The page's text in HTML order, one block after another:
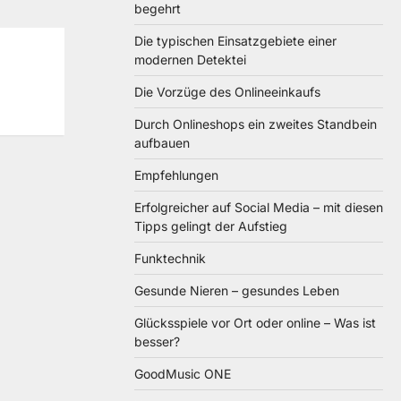
begehrt
Die typischen Einsatzgebiete einer
modernen Detektei
Die Vorzüge des Onlineeinkaufs
Durch Onlineshops ein zweites Standbein
aufbauen
Empfehlungen
Erfolgreicher auf Social Media – mit diesen
Tipps gelingt der Aufstieg
Funktechnik
Gesunde Nieren – gesundes Leben
Glücksspiele vor Ort oder online – Was ist
besser?
GoodMusic ONE